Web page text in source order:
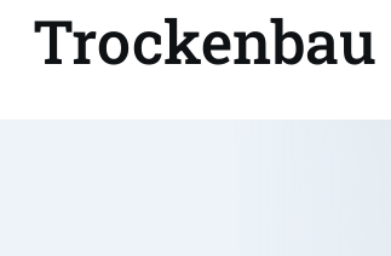
Trockenbau